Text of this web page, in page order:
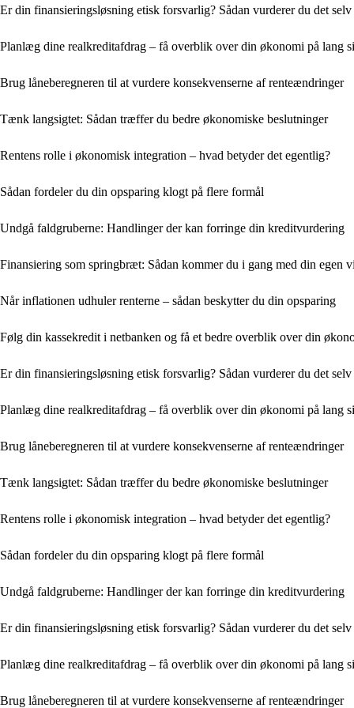
Er din finansieringsløsning etisk forsvarlig? Sådan vurderer du det selv
Planlæg dine realkreditafdrag – få overblik over din økonomi på lang
Brug låneberegneren til at vurdere konsekvenserne af renteændringer
Tænk langsigtet: Sådan træffer du bedre økonomiske beslutninger
Rentens rolle i økonomisk integration – hvad betyder det egentlig?
Sådan fordeler du din opsparing klogt på flere formål
Undgå faldgruberne: Handlinger der kan forringe din kreditvurdering
Finansiering som springbræt: Sådan kommer du i gang med din egen
Når inflationen udhuler renterne – sådan beskytter du din opsparing
Følg din kassekredit i netbanken og få et bedre overblik over din
Er din finansieringsløsning etisk forsvarlig? Sådan vurderer du det selv
Planlæg dine realkreditafdrag – få overblik over din økonomi på lang
Brug låneberegneren til at vurdere konsekvenserne af renteændringer
Tænk langsigtet: Sådan træffer du bedre økonomiske beslutninger
Rentens rolle i økonomisk integration – hvad betyder det egentlig?
Sådan fordeler du din opsparing klogt på flere formål
Undgå faldgruberne: Handlinger der kan forringe din kreditvurdering
Er din finansieringsløsning etisk forsvarlig? Sådan vurderer du det selv
Planlæg dine realkreditafdrag – få overblik over din økonomi på lang
Brug låneberegneren til at vurdere konsekvenserne af renteændringer